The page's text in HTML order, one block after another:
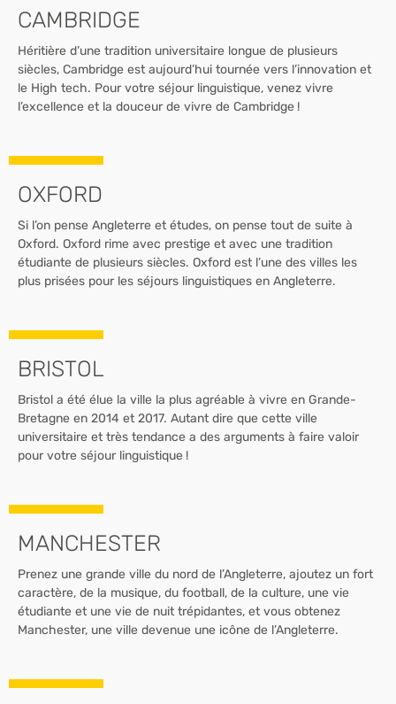
CAMBRIDGE
Héritière d’une tradition universitaire longue de plusieurs
siècles, Cambridge est aujourd’hui tournée vers l’innovation et
le High tech. Pour votre séjour linguistique, venez vivre
l’excellence et la douceur de vivre de Cambridge !
OXFORD
Si l’on pense Angleterre et études, on pense tout de suite à
Oxford. Oxford rime avec prestige et avec une tradition
étudiante de plusieurs siècles. Oxford est l’une des villes les
plus prisées pour les séjours linguistiques en Angleterre.
BRISTOL
Bristol a été élue la ville la plus agréable à vivre en Grande-
Bretagne en 2014 et 2017. Autant dire que cette ville
universitaire et très tendance a des arguments à faire valoir
pour votre séjour linguistique !
MANCHESTER
Prenez une grande ville du nord de l’Angleterre, ajoutez un fort
caractère, de la musique, du football, de la culture, une vie
étudiante et une vie de nuit trépidantes, et vous obtenez
Manchester, une ville devenue une icône de l’Angleterre.